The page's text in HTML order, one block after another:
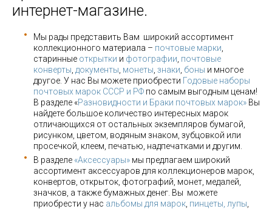
интернет-магазине.
Мы рады представить Вам широкий ассортимент
коллекционного материала – почтовые марки
старинные открытки и фотографии почтовые
конверты документы монеты знаки боны и многое
другое. У нас Вы можете приобрести Годовые наборы
почтовых марок СССР и РФ по самым выгодным ценам!
В разделе «Разновидности и Браки почтовых марок» Вы
найдете большое количество интересных марок
отличающихся от остальных экземпляров бумагой,
рисунком, цветом, водяным знаком, зубцовкой или
просечкой, клеем, печатью, надпечатками и другим.
В разделе «Аксессуары» мы предлагаем широкий
ассортимент аксессуаров для коллекционеров марок,
конвертов, открыток, фотографий, монет, медалей,
значков, а также бумажных денег. Вы можете
приобрести у нас альбомы для марок пинцеты, лупы